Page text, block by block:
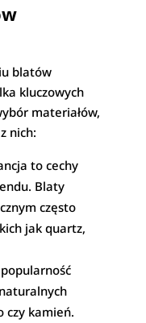
blatów
kluczowych
materiałów,
nich:
to cechy
Blaty
często
jak quartz,
czy kamień.